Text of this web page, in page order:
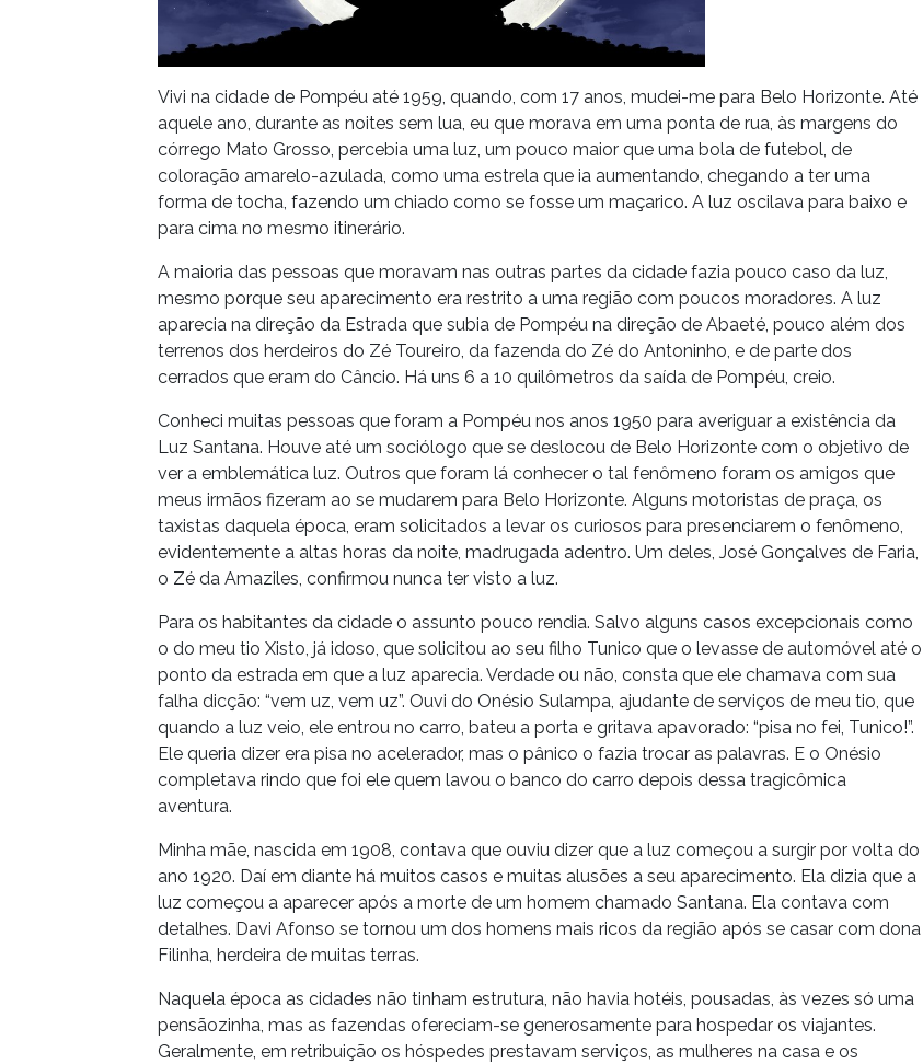
Vivi na cidade de Pompéu até 1959, quando, com 17 anos, mudei-me para Belo Horizonte. Até
aquele ano, durante as noites sem lua, eu que morava em uma ponta de rua, às margens do
córrego Mato Grosso, percebia uma luz, um pouco maior que uma bola de futebol, de
coloração amarelo-azulada, como uma estrela que ia aumentando, chegando a ter uma
forma de tocha, fazendo um chiado como se fosse um maçarico. A luz oscilava para baixo e
para cima no mesmo itinerário.
A maioria das pessoas que moravam nas outras partes da cidade fazia pouco caso da luz,
mesmo porque seu aparecimento era restrito a uma região com poucos moradores. A luz
aparecia na direção da Estrada que subia de Pompéu na direção de Abaeté, pouco além dos
terrenos dos herdeiros do Zé Toureiro, da fazenda do Zé do Antoninho, e de parte dos
cerrados que eram do Câncio. Há uns 6 a 10 quilômetros da saída de Pompéu, creio.
Conheci muitas pessoas que foram a Pompéu nos anos 1950 para averiguar a existência da
Luz Santana. Houve até um sociólogo que se deslocou de Belo Horizonte com o objetivo de
ver a emblemática luz. Outros que foram lá conhecer o tal fenômeno foram os amigos que
meus irmãos fizeram ao se mudarem para Belo Horizonte. Alguns motoristas de praça, os
taxistas daquela época, eram solicitados a levar os curiosos para presenciarem o fenômeno,
evidentemente a altas horas da noite, madrugada adentro. Um deles, José Gonçalves de Faria,
o Zé da Amaziles, confirmou nunca ter visto a luz.
Para os habitantes da cidade o assunto pouco rendia. Salvo alguns casos excepcionais como
o do meu tio Xisto, já idoso, que solicitou ao seu filho Tunico que o levasse de automóvel até o
ponto da estrada em que a luz aparecia. Verdade ou não, consta que ele chamava com sua
falha dicção: “vem uz, vem uz”. Ouvi do Onésio Sulampa, ajudante de serviços de meu tio, que
quando a luz veio, ele entrou no carro, bateu a porta e gritava apavorado: “pisa no fei, Tunico!”.
Ele queria dizer era pisa no acelerador, mas o pânico o fazia trocar as palavras. E o Onésio
completava rindo que foi ele quem lavou o banco do carro depois dessa tragicômica
aventura.
Minha mãe, nascida em 1908, contava que ouviu dizer que a luz começou a surgir por volta do
ano 1920. Daí em diante há muitos casos e muitas alusões a seu aparecimento. Ela dizia que a
luz começou a aparecer após a morte de um homem chamado Santana. Ela contava com
detalhes. Davi Afonso se tornou um dos homens mais ricos da região após se casar com dona
Filinha, herdeira de muitas terras.
Naquela época as cidades não tinham estrutura, não havia hotéis, pousadas, às vezes só uma
pensãozinha, mas as fazendas ofereciam-se generosamente para hospedar os viajantes.
Geralmente, em retribuição os hóspedes prestavam serviços, as mulheres na casa e os